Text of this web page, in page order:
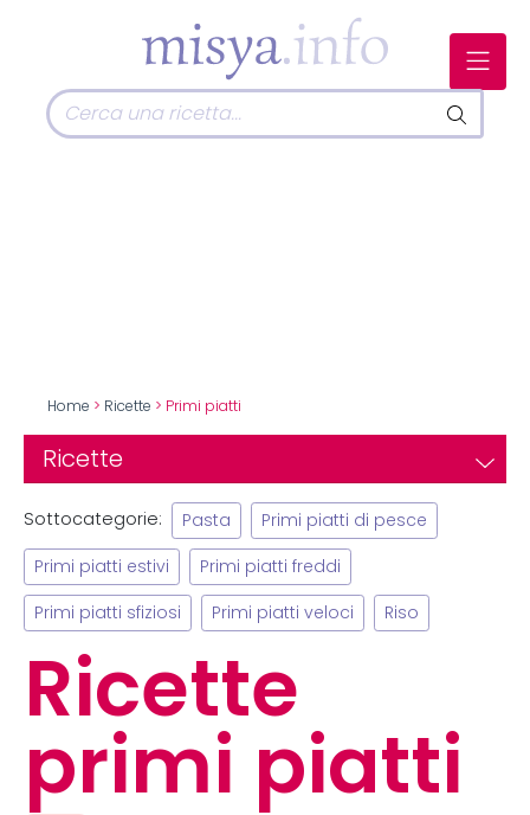
Home > Ricette > Primi piatti
Ricette
Sottocategorie: Pasta Primi piatti di pesce
Primi piatti estivi Primi piatti freddi
Primi piatti sfiziosi Primi piatti veloci Riso
Ricette
primi piatti